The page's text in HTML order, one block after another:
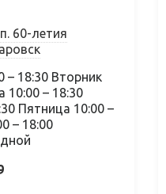
60-летия
– 18:30 Вторник
10:00 – 18:30
Пятница 10:00 –
– 18:00